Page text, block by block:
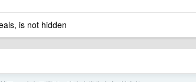
is not hidden